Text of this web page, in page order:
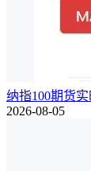
纳指100期货
2026-08-05